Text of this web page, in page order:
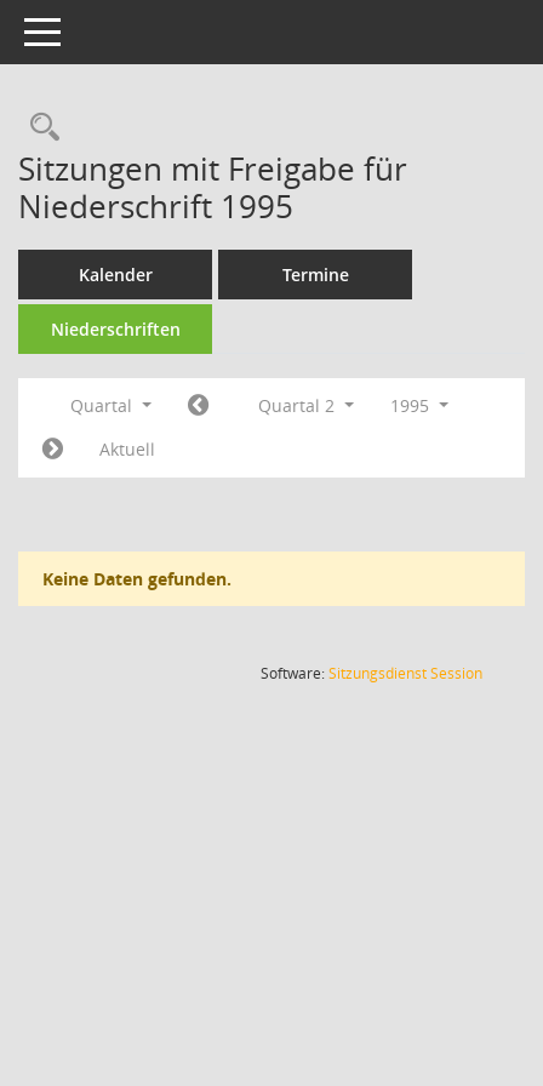
Toggle navigation
Rechercheauswahl
Sitzungen mit Freigabe für
Niederschrift 1995
Kalender Termine
Niederschriften
Quartal Quartal 2
1995
Aktuell
Keine Daten gefunden.
Software:SitzungsdienstSession(Wird in